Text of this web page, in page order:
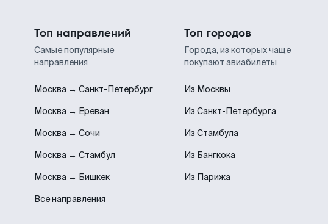
Топ направлений
Самые популярные
направления
Москва → Санкт-Петербург
Москва → Ереван
Москва → Сочи
Москва → Стамбул
Москва → Бишкек
Все направления
Топ городов
Города, из которых чаще
покупают авиабилеты
Из Москвы
Из Санкт-Петербурга
Из Стамбула
Из Бангкока
Из Парижа